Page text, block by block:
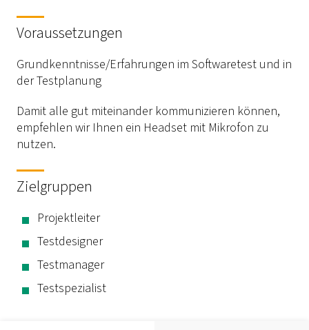
Voraussetzungen
Grundkenntnisse/Erfahrungen im Softwaretest und in
der Testplanung
Damit alle gut miteinander kommunizieren können,
empfehlen wir Ihnen ein Headset mit Mikrofon zu
nutzen.
Zielgruppen
Projektleiter
Testdesigner
Testmanager
Testspezialist